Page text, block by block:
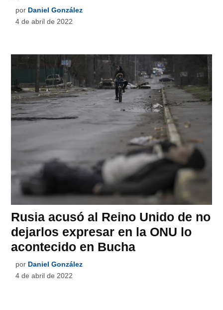
por Daniel González
4 de abril de 2022
Rusia acusó al Reino Unido de no
dejarlos expresar en la ONU lo
acontecido en Bucha
por Daniel González
4 de abril de 2022